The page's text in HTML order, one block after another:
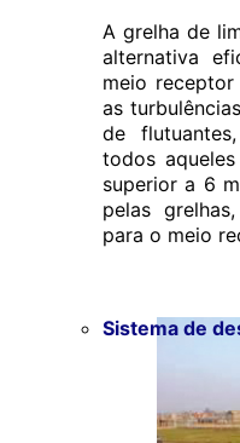
A grelha de
alternativa
meio receptor
as
de
todos
superior a 6
pelas
para o meio
Sistema de